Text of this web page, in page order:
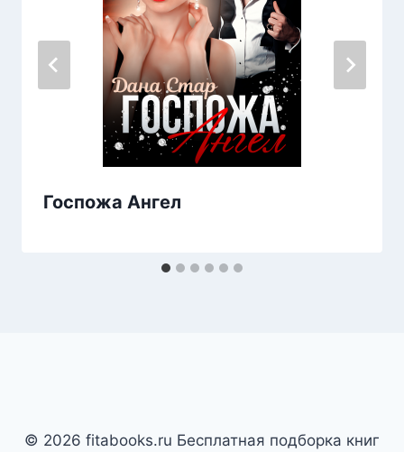
Госпожа Ангел
© 2026 fitabooks.ru Бесплатная подборка книг